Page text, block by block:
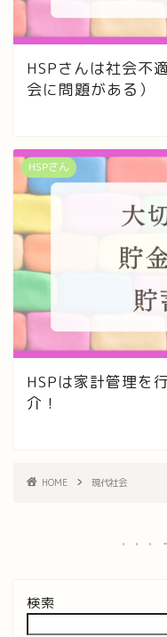
HSPさんは社会不
会に問題がある）
HSPさん
HSPは家計管理を
介！
HOME 現代社会
検索